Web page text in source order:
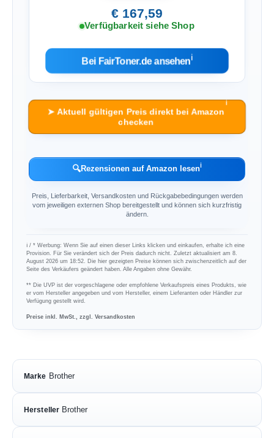
€ 167,59
Verfügbarkeit siehe Shop
Bei FairToner.de ansehenℹ︎
➤ Aktuell gültigen Preis direkt bei Amazon
checken
ℹ︎
🔍Rezensionen auf Amazon lesenℹ︎
Preis, Lieferbarkeit, Versandkosten und Rückgabebedingungen werden
vom jeweiligen externen Shop bereitgestellt und können sich kurzfristig
ändern.
ℹ︎ / * Werbung: Wenn Sie auf einen dieser Links klicken und einkaufen, erhalte ich eine
Provision. Für Sie verändert sich der Preis dadurch nicht. Zuletzt aktualisiert am 8.
August 2026 um 18:52. Die hier gezeigten Preise können sich zwischenzeitlich auf der
Seite des Verkäufers geändert haben. Alle Angaben ohne Gewähr.
** Die UVP ist der vorgeschlagene oder empfohlene Verkaufspreis eines Produkts, wie
er vom Hersteller angegeben und vom Hersteller, einem Lieferanten oder Händler zur
Verfügung gestellt wird.
Preise inkl. MwSt., zzgl. Versandkosten
Marke Brother
Hersteller Brother